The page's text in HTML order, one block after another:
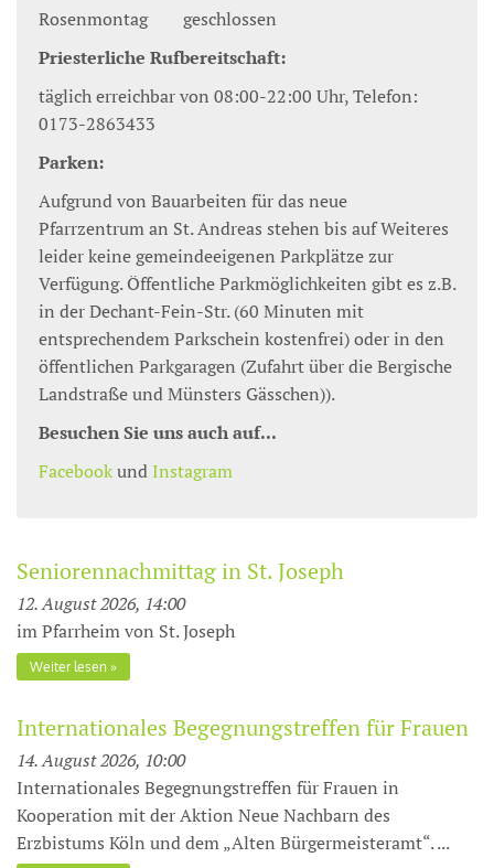
Rosenmontag geschlossen
Priesterliche Rufbereitschaft:
täglich erreichbar von 08:00-22:00 Uhr, Telefon:
0173-2863433
Parken:
Aufgrund von Bauarbeiten für das neue
Pfarrzentrum an St. Andreas stehen bis auf Weiteres
leider keine gemeindeeigenen Parkplätze zur
Verfügung. Öffentliche Parkmöglichkeiten gibt es z.B.
in der Dechant-Fein-Str. (60 Minuten mit
entsprechendem Parkschein kostenfrei) oder in den
öffentlichen Parkgaragen (Zufahrt über die Bergische
Landstraße und Münsters Gässchen)).
Besuchen Sie uns auch auf...
Facebookund Instagram
Seniorennachmittag in St. Joseph
12. August 2026, 14:00
im Pfarrheim von St. Joseph
Weiter lesen
Internationales Begegnungstreffen für Frauen
14. August 2026, 10:00
Internationales Begegnungstreffen für Frauen in
Kooperation mit der Aktion Neue Nachbarn des
Erzbistums Köln und dem „Alten Bürgermeisteramt“. ...